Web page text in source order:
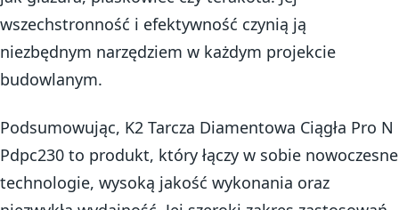
wszechstronność i efektywność czynią ją
niezbędnym narzędziem w każdym projekcie
budowlanym.
Podsumowując, K2 Tarcza Diamentowa Ciągła Pro N
Pdpc230 to produkt, który łączy w sobie nowoczesne
technologie, wysoką jakość wykonania oraz